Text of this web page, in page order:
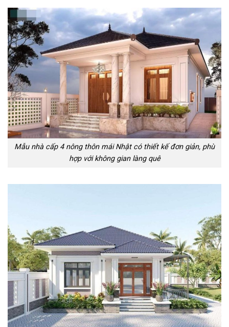
Mẫu nhà cấp 4 nông thôn mái Nhật có thiết kế đơn giản, phù
hợp với không gian làng quê